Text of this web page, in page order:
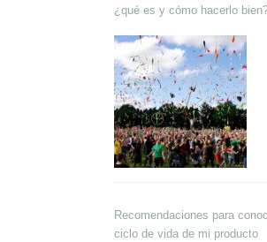
¿qué es y cómo hacerlo
Recomendaciones para
ciclo de vida de mi producto